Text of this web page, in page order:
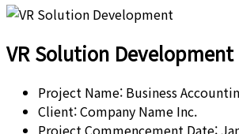
VR Solution Development
Project Name: Business
Client:Company Name Inc.
Project Commencement Date: